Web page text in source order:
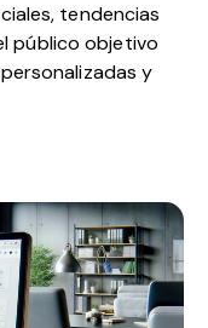
tendencias
público objetivo
y